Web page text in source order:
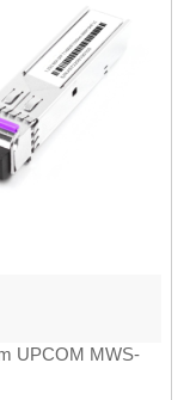
UPCOM MWS-